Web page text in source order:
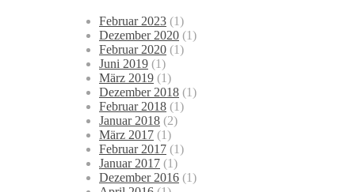
Februar 2023 (1)
Dezember 2020 (1)
Februar 2020 (1)
Juni 2019 (1)
März 2019 (1)
Dezember 2018 (1)
Februar 2018 (1)
Januar 2018 (2)
März 2017 (1)
Februar 2017 (1)
Januar 2017 (1)
Dezember 2016 (1)